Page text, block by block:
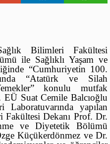
Bilimleri Fakültesi
ile Sağlıklı Yaşam ve
“Cumhuriyetin 100.
“Atatürk ve Silah
konulu mutfak
Suat Cemile Balcıoğlu
Laboratuvarında yapılan
Dekanı Prof. Dr.
ve Diyetetik Bölümü
Küçükerdönmez ve Dr.